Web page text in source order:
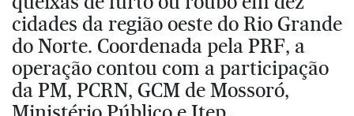
cidades da região oeste do Rio Grande
do Norte. Coordenada pela PRF, a
operação contou com a participação
da PM, PCRN, GCM de Mossoró,